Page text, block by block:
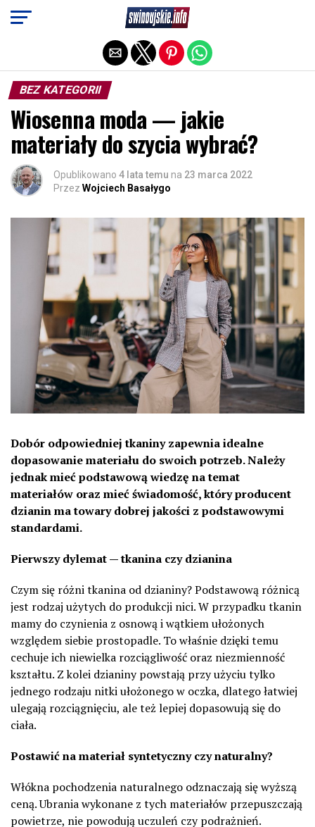
BEZ KATEGORII
Wiosenna moda — jakie
materiały do szycia wybrać?
Opublikowano 4 lata temu na 23 marca 2022
Przez Wojciech Basałygo
Dobór odpowiedniej tkaniny zapewnia idealne
dopasowanie materiału do swoich potrzeb. Należy
jednak mieć podstawową wiedzę na temat
materiałów oraz mieć świadomość, który producent
dzianin ma towary dobrej jakości z podstawowymi
standardami.
Pierwszy dylemat — tkanina czy dzianina
Czym się różni tkanina od dzianiny? Podstawową różnicą
jest rodzaj użytych do produkcji nici. W przypadku tkanin
mamy do czynienia z osnową i wątkiem ułożonych
względem siebie prostopadle. To właśnie dzięki temu
cechuje ich niewielka rozciągliwość oraz niezmienność
kształtu. Z kolei dzianiny powstają przy użyciu tylko
jednego rodzaju nitki ułożonego w oczka, dlatego łatwiej
ulegają rozciągnięciu, ale też lepiej dopasowują się do
ciała.
Postawić na materiał syntetyczny czy naturalny?
Włókna pochodzenia naturalnego odznaczają się wyższą
ceną. Ubrania wykonane z tych materiałów przepuszczają
powietrze, nie powodują uczuleń czy podrażnień.
Exit mobile version